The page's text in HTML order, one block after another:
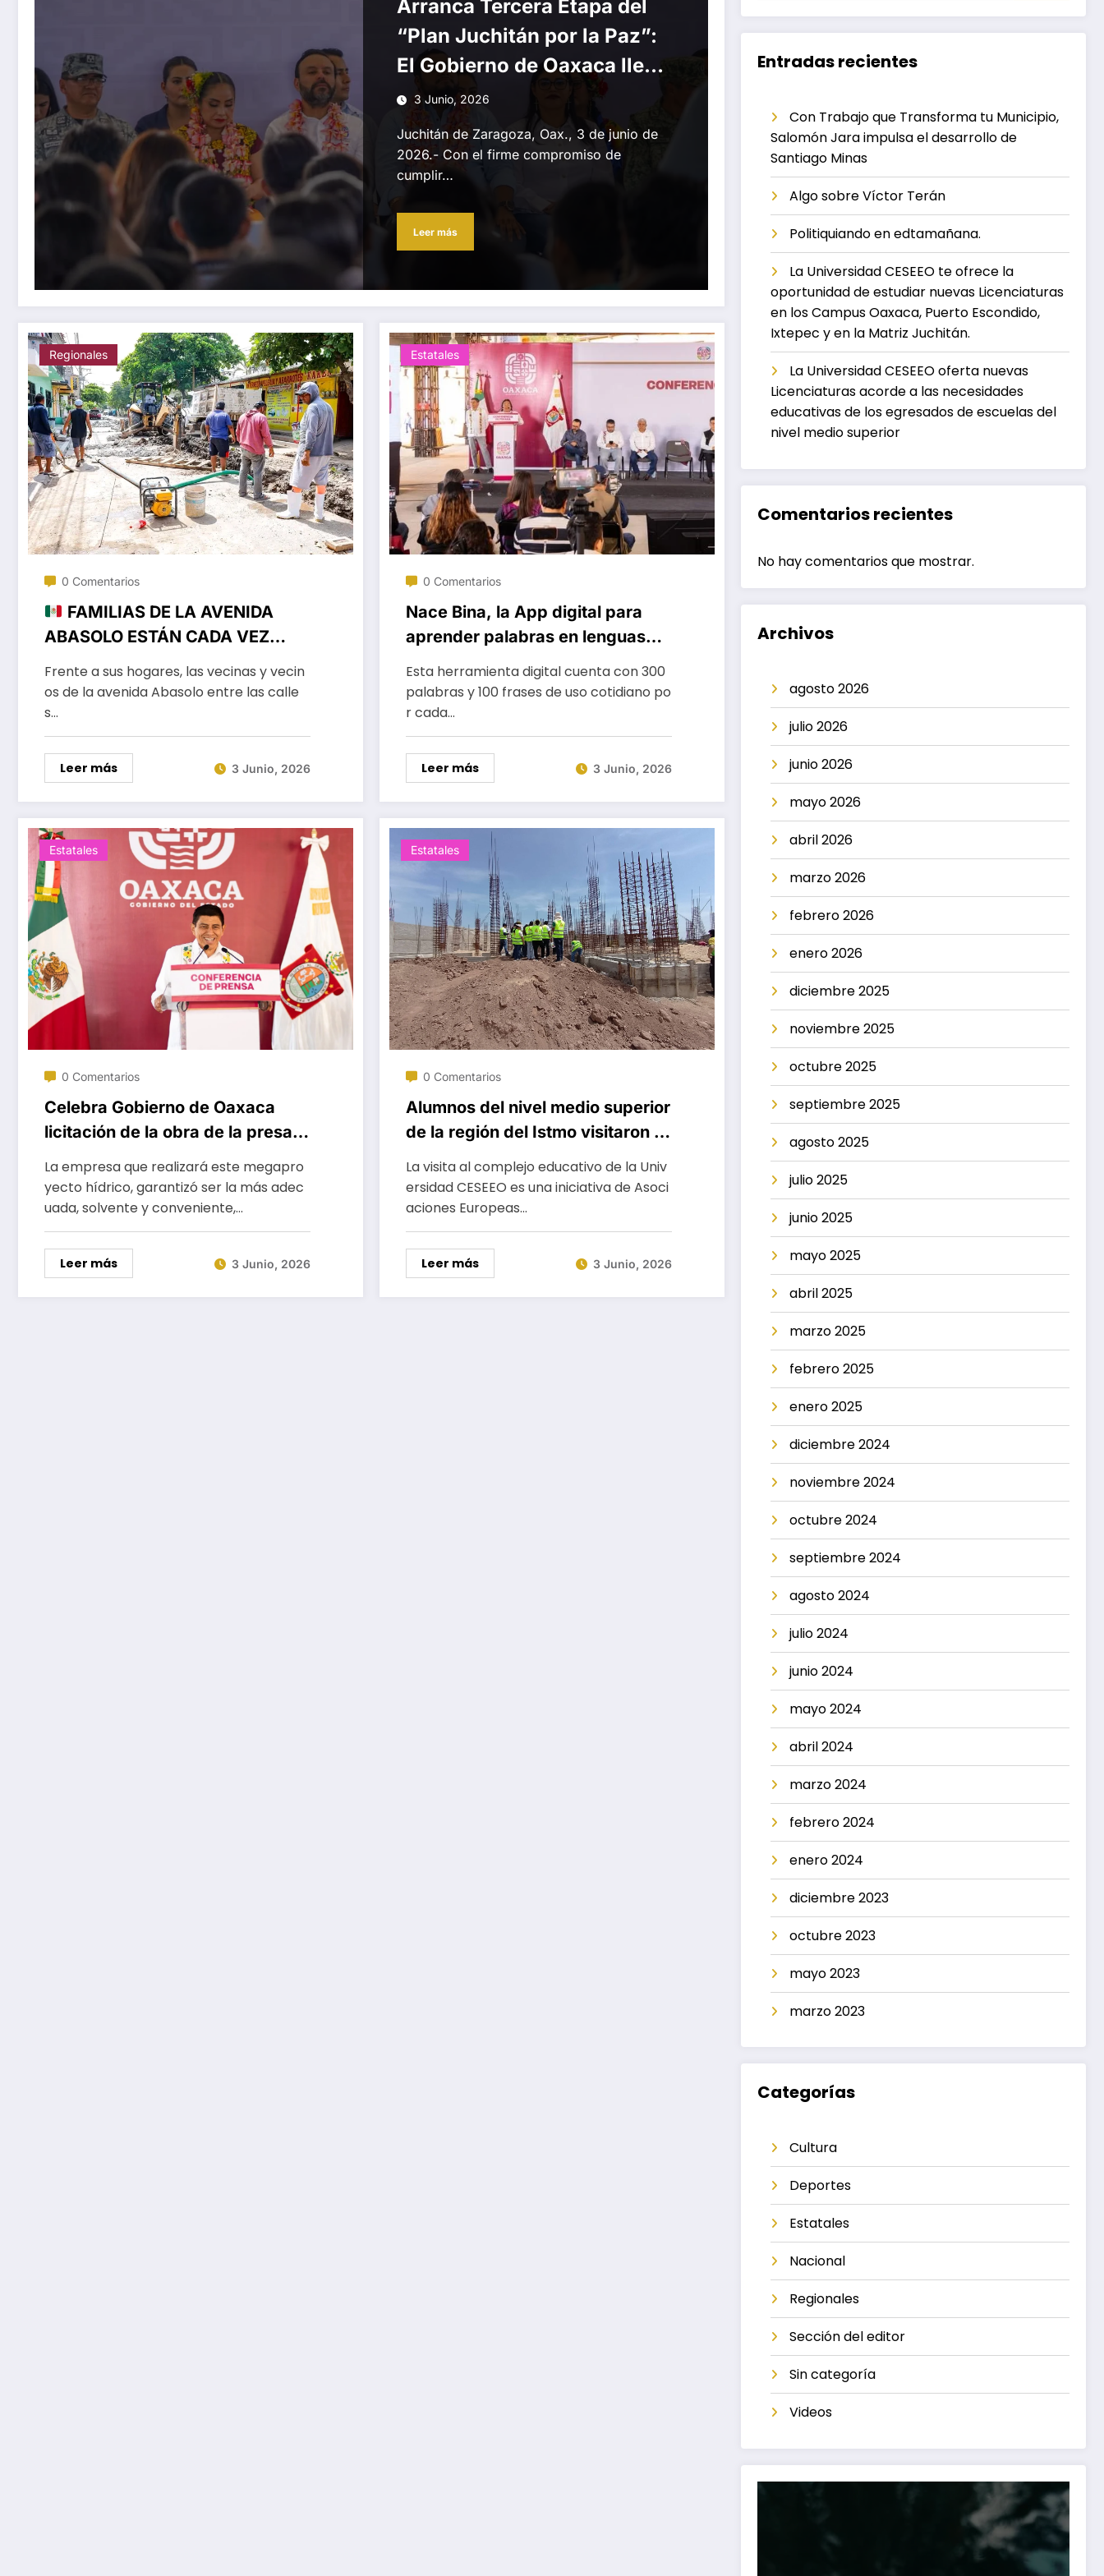
Arranca Tercera Etapa del
“Plan Juchitán por la Paz”:
El Gobierno de Oaxaca lleva
bienestar y justicia
directamente a los hogares
juchitecos
3 Junio, 2026
Juchitán de Zaragoza, Oax., 3 de junio de
2026.- Con el firme compromiso de
cumplir…
Leer más
Regionales
0 Comentarios
FAMILIAS DE LA AVENIDA
ABASOLO ESTÁN CADA VEZ
MÁS CERCA DE CONTAR CON
UN DRENAJE RENOVADO
Frente a sus hogares, las vecinas y vecin
os de la avenida Abasolo entre las calle
s…
Leer más 3 Junio, 2026
Estatales
0 Comentarios
Nace Bina, la App digital para
aprender palabras en lenguas
originarias
Esta herramienta digital cuenta con 300
palabras y 100 frases de uso cotidiano po
r cada…
Leer más 3 Junio, 2026
Estatales
0 Comentarios
Celebra Gobierno de Oaxaca
licitación de la obra de la presa
La empresa que realizará este megapro
yecto hídrico, garantizó ser la más adec
uada, solvente y conveniente,…
Leer más 3 Junio, 2026
Estatales
0 Comentarios
Alumnos del nivel medio superior
de la región del Istmo visitaron la
construcción del Complejo
Educativo de la Universidad
CESEEO.
La visita al complejo educativo de la Univ
ersidad CESEEO es una iniciativa de Asoci
aciones Europeas…
Leer más 3 Junio, 2026
Entradas recientes
Con Trabajo que Transforma tu Municipio,
Salomón Jara impulsa el desarrollo de
Santiago Minas
Algo sobre Víctor Terán
Politiquiando en edtamañana.
La Universidad CESEEO te ofrece la
oportunidad de estudiar nuevas Licenciaturas
en los Campus Oaxaca, Puerto Escondido,
Ixtepec y en la Matriz Juchitán.
La Universidad CESEEO oferta nuevas
Licenciaturas acorde a las necesidades
educativas de los egresados de escuelas del
nivel medio superior
Comentarios recientes
No hay comentarios que mostrar.
Archivos
agosto 2026
julio 2026
junio 2026
mayo 2026
abril 2026
marzo 2026
febrero 2026
enero 2026
diciembre 2025
noviembre 2025
octubre 2025
septiembre 2025
agosto 2025
julio 2025
junio 2025
mayo 2025
abril 2025
marzo 2025
febrero 2025
enero 2025
diciembre 2024
noviembre 2024
octubre 2024
septiembre 2024
agosto 2024
julio 2024
junio 2024
mayo 2024
abril 2024
marzo 2024
febrero 2024
enero 2024
diciembre 2023
octubre 2023
mayo 2023
marzo 2023
Categorías
Cultura
Deportes
Estatales
Nacional
Regionales
Sección del editor
Sin categoría
Videos